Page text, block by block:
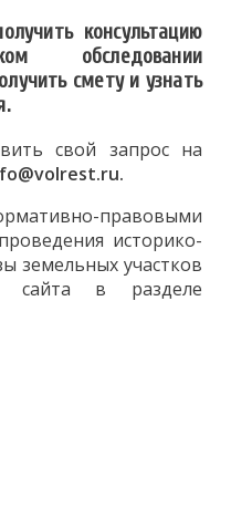
консультацию
обследовании
смету и узнать
свой запрос на
правовыми
историко-
земельных участков
в разделе